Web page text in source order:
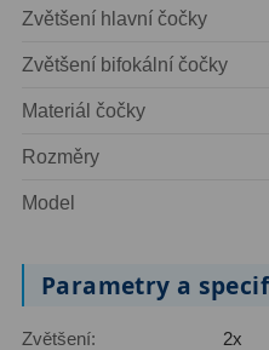
Binohlavy3
Ostatní 1
Montáže93
Azimutální AZ
Fotografické montáže
Zvětšení hlavní čočky
Zvětšení bifokální čočky
Materiál čočky
Rozměry
Model
Parametry a
Zvětšení: 2x